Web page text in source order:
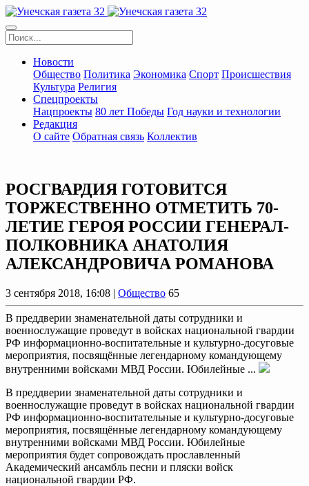
Новости
Общество Политика Экономика Спорт Происшествия
Культура Религия
Спецпроекты
Нацпроекты 80 лет Победы Год науки и технологии
Редакция
О сайте Обратная связь Коллектив
РОСГВАРДИЯ ГОТОВИТСЯ
ТОРЖЕСТВЕННО ОТМЕТИТЬ 70-
ЛЕТИЕ ГЕРОЯ РОССИИ ГЕНЕРАЛ-
ПОЛКОВНИКА АНАТОЛИЯ
АЛЕКСАНДРОВИЧА РОМАНОВА
3 сентября 2018, 16:08 | Общество 65
В преддверии знаменательной даты сотрудники и
военнослужащие проведут в войсках национальной гвардии
РФ информационно-воспитательные и культурно-досуговые
мероприятия, посвящённые легендарному командующему
внутренними войсками МВД России. Юбилейные ...
В преддверии знаменательной даты сотрудники и
военнослужащие проведут в войсках национальной гвардии
РФ информационно-воспитательные и культурно-досуговые
мероприятия, посвящённые легендарному командующему
внутренними войсками МВД России. Юбилейные
мероприятия будет сопровождать прославленный
Академический ансамбль песни и пляски войск
национальной гвардии РФ.